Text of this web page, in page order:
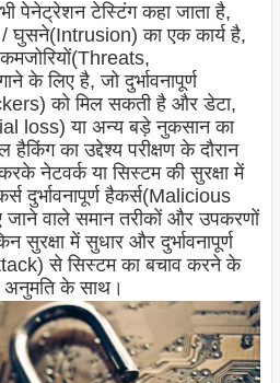
पेनेट्रेशन टेस्टिंग कहा जाता है,
घुसने(Intrusion) का एक कार्य है,
के लिए है, जो दुर्भावनापूर्ण
को मिल सकती है और डेटा,
loss) या अन्य बड़े नुकसान का
का उद्देश्य परीक्षण के दौरान
नेटवर्क या सिस्टम की सुरक्षा में
दुर्भावनापूर्ण हैकर्स(Malicious
जाने वाले समान तरीकों और उपकरणों
में सुधार और दुर्भावनापूर्ण
से सिस्टम का बचाव करने के
अनुमति के साथ।